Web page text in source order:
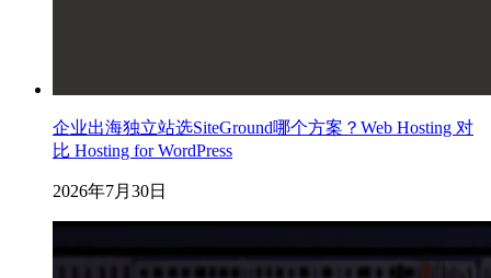
企业出海独立站选SiteGround哪个方案？Web Hosting 对
比 Hosting for WordPress
2026年7月30日